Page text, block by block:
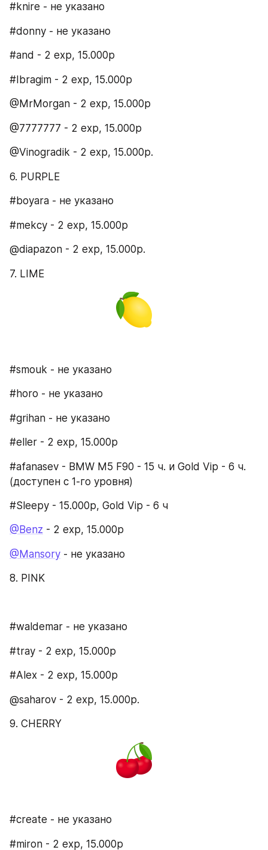
#knire - не указано
#donny - не указано
#and - 2 exp, 15.000p
#Ibragim - 2 exp, 15.000p
@MrMorgan - 2 exp, 15.000р
@7777777 - 2 ехр, 15.000р
@Vinogradik - 2 exp, 15.000р.
6. PURPLE​
#boyara - не указано
#mekcy - 2 exp, 15.000р
@diapazon - 2 exp, 15.000р.
7. LIME
#smouk - не указано
#horo - не указано
#grihan - не указано
#eller - 2 exp, 15.000р
#afanasev - BMW M5 F90 - 15 ч. и Gold Vip - 6 ч.
(доступен с 1-го уровня)
#Sleepy - 15.000р, Gold Vip - 6 ч
@Benz - 2 exp, 15.000р
@Mansory - не указано
8. PINK
#waldemar - не указано
#tray - 2 exp, 15.000р
#Alex - 2 exp, 15.000р
@saharov - 2 exp, 15.000р.
9. CHERRY
#create - не указано
#miron - 2 exp, 15.000р